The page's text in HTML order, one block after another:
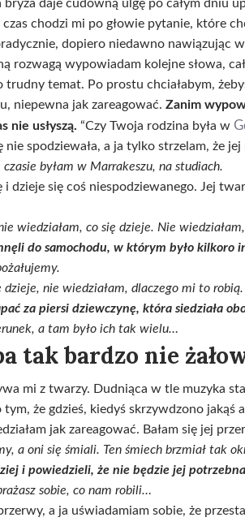
bryza daje cudowną ulgę po całym dniu
czas chodzi mi po głowie pytanie, które
dopiero niedawno nawiązując
rozwagą wypowiadam kolejne słowa,
temat. Po prostu chciałabym,
niepewna jak zareagować. Zanim
nie usłyszą. “Czy Twoja rodzina była w
nie spodziewała, a ja tylko strzelam, że
byłam w Marrakeszu, na studiach.
i dzieje się coś niespodziewanego. Jej
wiedziałam, co się dzieje. Nie
do samochodu, w którym było kilkoro
dzieje, nie wiedziałam, dlaczego mi to robią.
za piersi dziewczynę, która siedziała
a tam było ich tak wielu…
tak bardzo nie
mi z twarzy. Dudniąca w tle muzyka
tym, że gdzieś, kiedyś skrzywdzono
jak zareagować. Bałam się jej
a oni się śmiali. Ten śmiech brzmiał tak
i powiedzieli, że nie będzie jej
sobie, co nam robili…
a ja uświadamiam sobie, że